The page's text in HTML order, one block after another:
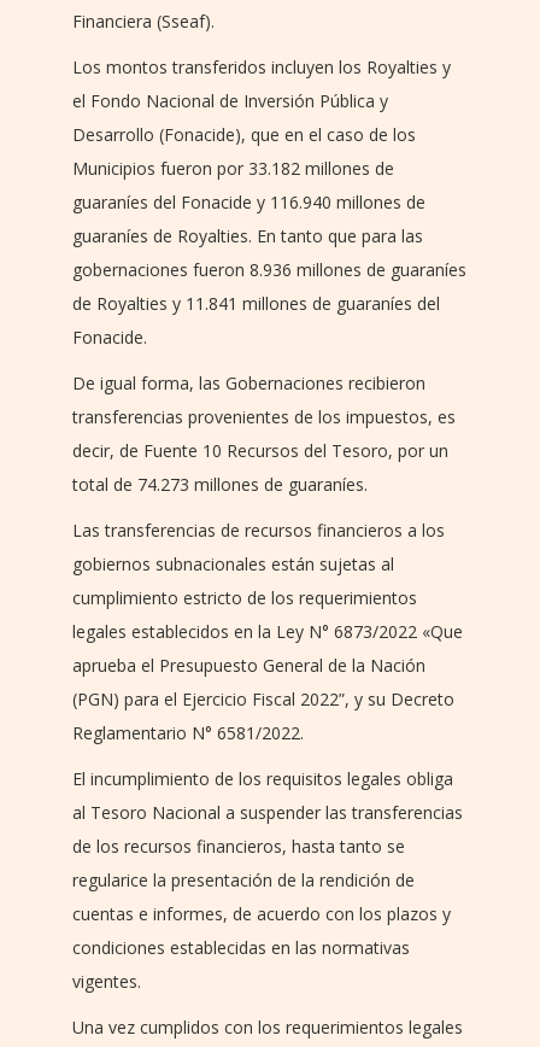
Financiera (Sseaf).
Los montos transferidos incluyen los Royalties y
el Fondo Nacional de Inversión Pública y
Desarrollo (Fonacide), que en el caso de los
Municipios fueron por 33.182 millones de
guaraníes del Fonacide y 116.940 millones de
guaraníes de Royalties. En tanto que para las
gobernaciones fueron 8.936 millones de guaraníes
de Royalties y 11.841 millones de guaraníes del
Fonacide.
De igual forma, las Gobernaciones recibieron
transferencias provenientes de los impuestos, es
decir, de Fuente 10 Recursos del Tesoro, por un
total de 74.273 millones de guaraníes.
Las transferencias de recursos financieros a los
gobiernos subnacionales están sujetas al
cumplimiento estricto de los requerimientos
legales establecidos en la Ley N° 6873/2022 «Que
aprueba el Presupuesto General de la Nación
(PGN) para el Ejercicio Fiscal 2022”, y su Decreto
Reglamentario N° 6581/2022.
El incumplimiento de los requisitos legales obliga
al Tesoro Nacional a suspender las transferencias
de los recursos financieros, hasta tanto se
regularice la presentación de la rendición de
cuentas e informes, de acuerdo con los plazos y
condiciones establecidas en las normativas
vigentes.
Una vez cumplidos con los requerimientos legales